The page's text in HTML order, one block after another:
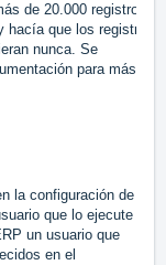
de 20.000 registros
que los registros
nunca. Se
para más
la configuración de
que lo ejecute
un usuario que
en el